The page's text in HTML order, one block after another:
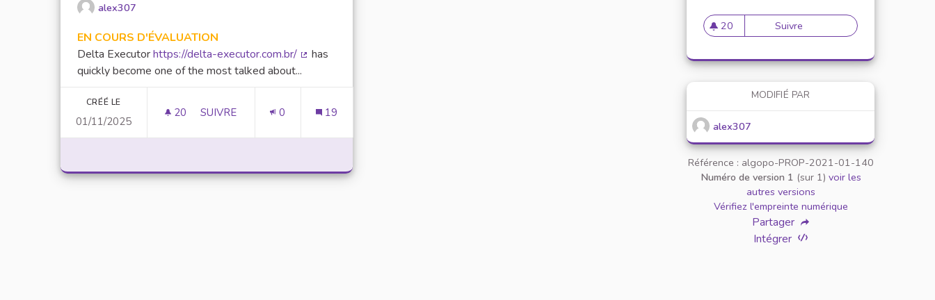
alex307
EN COURS D'ÉVALUATION
Delta Executorhttps://delta-executor.com.br/
has
quickly become one of the most talked about...
CRÉÉ LE
01/11/2025
20 20 ABONNÉS
SUIVRE 0 19
20
20 abonnés
Suivre Mise en place de référents
MODIFIÉ PAR
alex307
Référence : algopo-PROP-2021-01-140
Numéro de version 1 (sur 1) voir les
autres versions
Vérifiez l'empreinte numérique
Partager
Intégrer